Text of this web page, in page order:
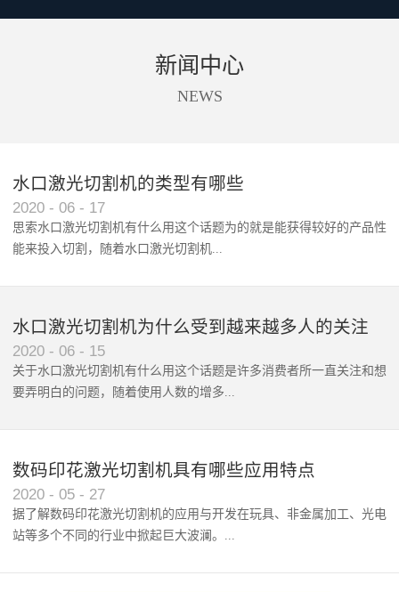
者轮廓，从而实现精准、快速、
商标唛头、印花、亚克力、太阳
的图像，通过相机提取轮廓或者
设备进行切割。同时软件还支持
自动化处理。根据不同客户的不
丝花边切割、超大图形拼接切
新闻中心
NEWS
水口激光切割机的类型有哪些
2020 - 06 - 17
思索水口激光切割机有什么用这个话题为的就是能获得较好的产品性
能来投入切割，随着水口激光切割机‍...
水口激光切割机为什么受到越来越多人的关注
2020 - 06 - 15
关于水口激光切割机有什么用这个话题是许多消费者所一直关注和想
要弄明白的问题，随着使用人数的增多...
数码印花激光切割机具有哪些应用特点
2020 - 05 - 27
据了解数码印花激光切割机的应用与开发在玩具、非金属加工、光电
站等多个不同的行业中掀起巨大波澜。...